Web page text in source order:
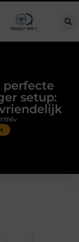
perfecte
setup: